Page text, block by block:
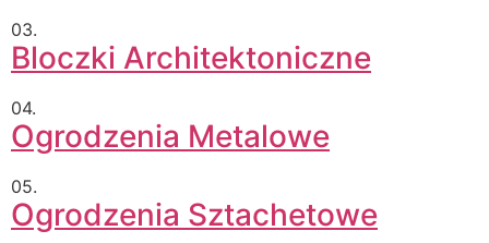
03.
Bloczki Architektoniczne
04.
Ogrodzenia Metalowe
05.
Ogrodzenia Sztachetowe